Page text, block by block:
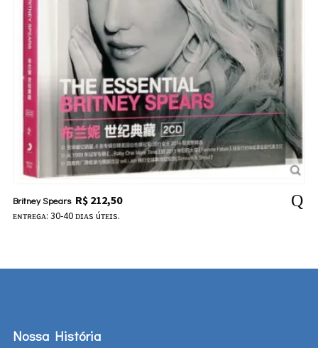
Britney Spears R$212,50
ᴇɴᴛʀᴇɢᴀ: 30-40 ᴅɪᴀs úᴛᴇɪs.
Nossa História